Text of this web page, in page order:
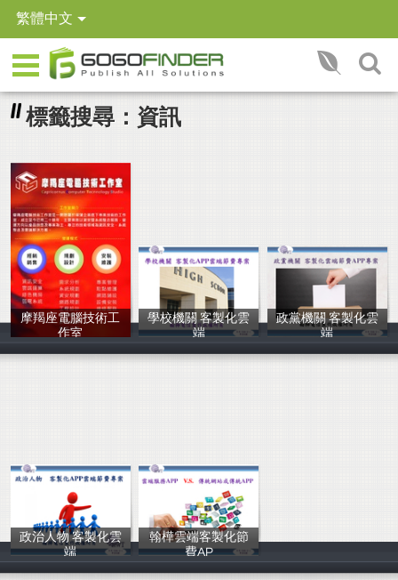
繁體中文
標籤搜尋：資訊
摩羯座電腦技術工
作室
Banks
學校機關 客製化雲
端
翰樺電信
政黨機關 客製化雲
端
翰樺電信
政治人物 客製化雲
端
翰樺電信
翰樺雲端客製化節
費AP
翰樺電信